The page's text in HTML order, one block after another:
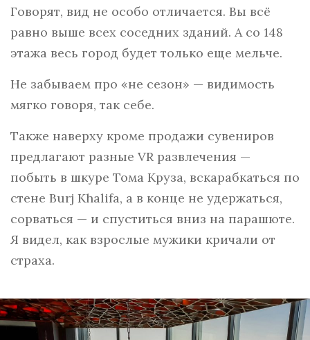
Говорят, вид не особо отличается. Вы всё
равно выше всех соседних зданий. А со 148
этажа весь город будет только еще мельче.
Не забываем про «не сезон» — видимость
мягко говоря, так себе.
Также наверху кроме продажи сувениров
предлагают разные VR развлечения —
побыть в шкуре Тома Круза, вскарабкаться по
стене Burj Khalifa, а в конце не удержаться,
сорваться — и спуститься вниз на парашюте.
Я видел, как взрослые мужики кричали от
страха.